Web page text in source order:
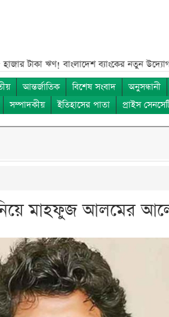
ঋণ! বাংলাদেশ ব্যাংকের নতুন উদ্যোগ***
আন্তর্জাতিক বিশেষ সংবাদ অনুসন্ধানী
সম্পাদকীয় ইতিহাসের পাতা প্রাইস
মাহফুজ আলমের